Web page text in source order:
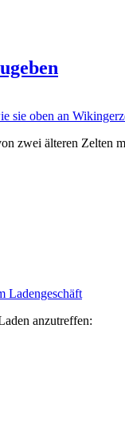
zwei älteren Zelten
anzutreffen: